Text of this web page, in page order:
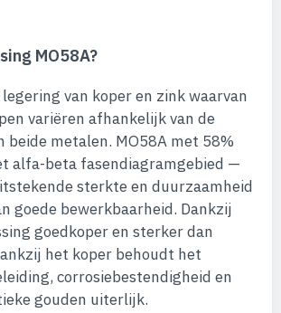
MO58A?
legering van koper en zink waarvan
variëren afhankelijk van de
beide metalen. MO58A met 58%
alfa-beta fasendiagramgebied —
sterkte en duurzaamheid
goede bewerkbaarheid. Dankzij
goedkoper en sterker dan
het koper behoudt het
corrosiebestendigheid en
gouden uiterlijk.